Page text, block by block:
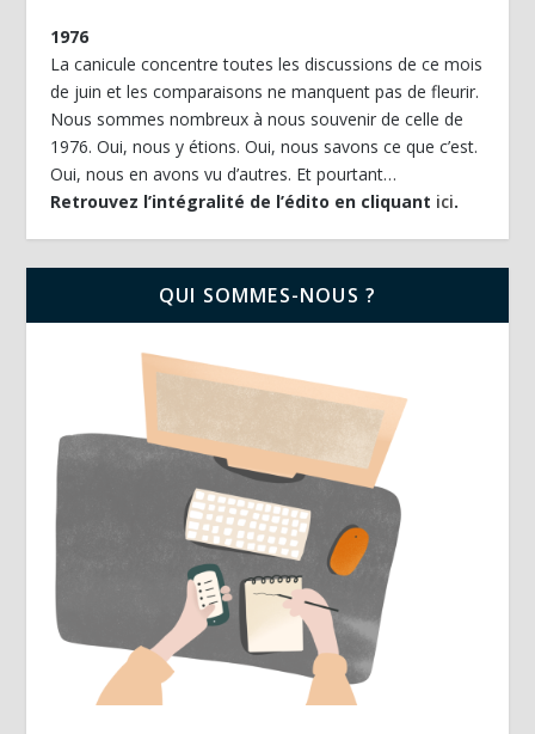
1976
La canicule concentre toutes les discussions de ce mois
de juin et les comparaisons ne manquent pas de fleurir.
Nous sommes nombreux à nous souvenir de celle de
1976. Oui, nous y étions. Oui, nous savons ce que c’est.
Oui, nous en avons vu d’autres. Et pourtant…
Retrouvez l’intégralité de l’édito en cliquant ici.
QUI SOMMES-NOUS ?